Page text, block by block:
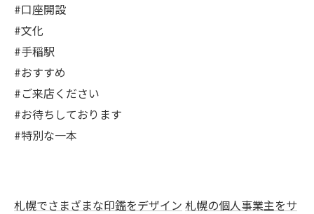
#口座開設
#文化
#手稲駅
#おすすめ
#ご来店ください
#お待ちしております
#特別な一本
札幌でさまざまな印鑑をデザイン 札幌の個人事業主をサ